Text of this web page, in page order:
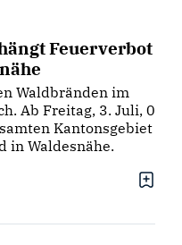
Feuerverbot
Waldbränden im
Ab Freitag, 3. Juli, 0
Kantonsgebiet
in Waldesnähe.